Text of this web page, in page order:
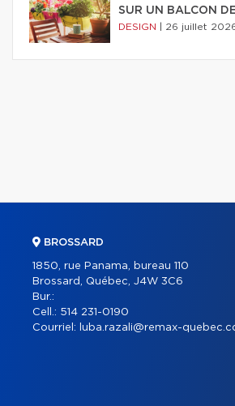
SUR UN BALCON
DESIGN 26 juillet
BROSSARD
1850, rue Panama, bureau 110
Brossard, Québec, J4W 3C6
Bur.:
Cell.: 514 231-0190
Courriel:
luba.razali@remax-